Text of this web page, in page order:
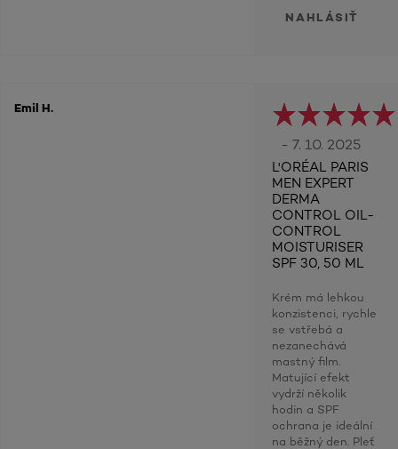
NAHLÁSIŤ
Emil H.
- 7. 10. 2025
L'ORÉAL PARIS
MEN EXPERT
DERMA
CONTROL OIL-
CONTROL
MOISTURISER
SPF 30, 50 ML
Krém má lehkou
konzistenci, rychle
se vstřebá a
nezanechává
mastný film.
Matující efekt
vydrží několik
hodin a SPF
ochrana je ideální
na běžný den. Pleť